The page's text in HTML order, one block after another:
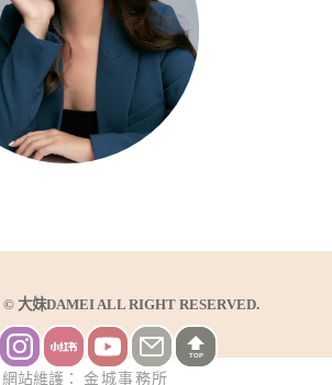
大妹DAMEI ALL RIGHT RESERVED.
TOP
網站維護： 金城事務所